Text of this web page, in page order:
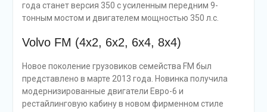
года станет версия 350 с усиленным передним 9-
тонным мостом и двигателем мощностью 350 л.с.
Volvo FM (4х2, 6х2, 6х4, 8х4)
Новое поколение грузовиков семейства FM был
представлено в марте 2013 года. Новинка получила
модернизированные двигатели Евро-6 и
рестайлинговую кабину в новом фирменном стиле